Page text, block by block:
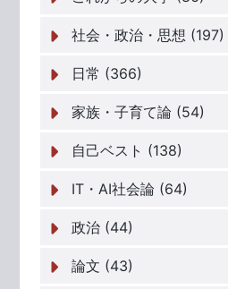
社会・政治・思想 (197)
日常 (366)
家族・子育て論 (54)
自己ベスト (138)
IT・AI社会論 (64)
政治 (44)
論文 (43)